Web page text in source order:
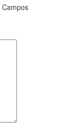
Campos